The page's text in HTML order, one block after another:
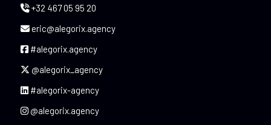
+32 467 05 95 20
eric@alegorix.agency
#alegorix.agency
@alegorix_agency
#alegorix-agency
@alegorix.agency